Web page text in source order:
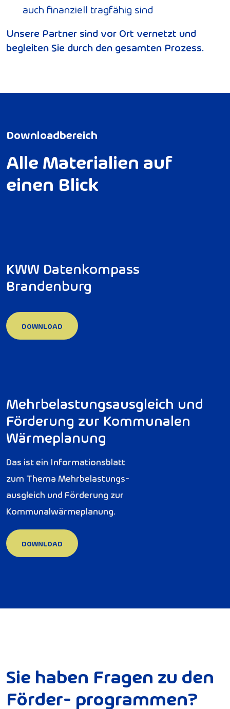
auch finanziell tragfähig sind
Unsere Partner sind vor Ort vernetzt und
begleiten Sie durch den gesamten Prozess.
Downloadbereich
Alle Materialien auf
einen Blick
KWW Datenkompass
Brandenburg
DOWNLOAD
Mehrbelastungsausgleich und
Förderung zur Kommunalen
Wärmeplanung
Das ist ein Informationsblatt
zum Thema Mehrbelastungs-
ausgleich und Förderung zur
Kommunalwärmeplanung.
DOWNLOAD
Sie haben Fragen zu den
Förder- programmen?